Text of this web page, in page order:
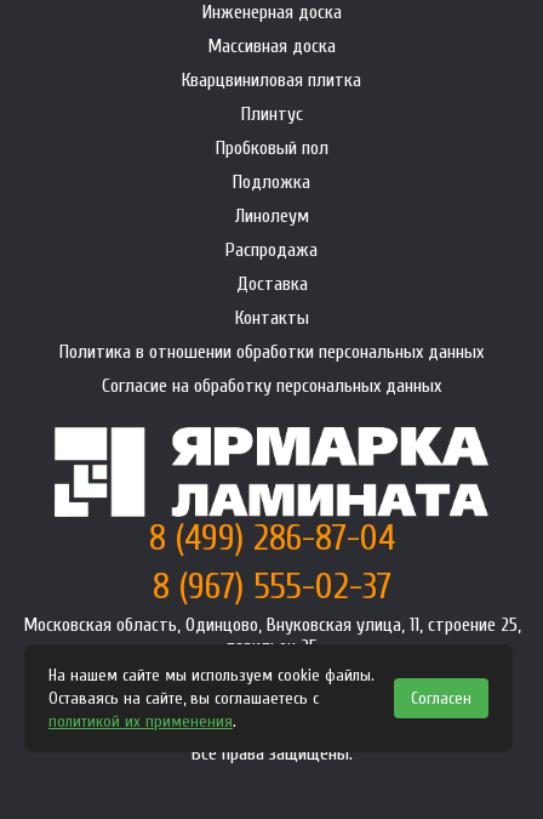
Инженерная доска
Массивная доска
Кварцвиниловая плитка
Плинтус
Пробковый пол
Подложка
Линолеум
Распродажа
Доставка
Контакты
Политика в отношении обработки персональных данных
Согласие на обработку персональных данных
8 (499) 286-87-04
8 (967) 555-02-37
Московская область, Одинцово, Внуковская улица, 11, строение 25,
павильон 25
info@premium-laminat.ru
Интернет магазинpremium-laminat.ru
2008-2026
Политика конфиденциальности
Все права защищены.
На нашем сайте мы используем cookie файлы.
Оставаясь на сайте, вы соглашаетесь с
политикой их применения.
Согласен